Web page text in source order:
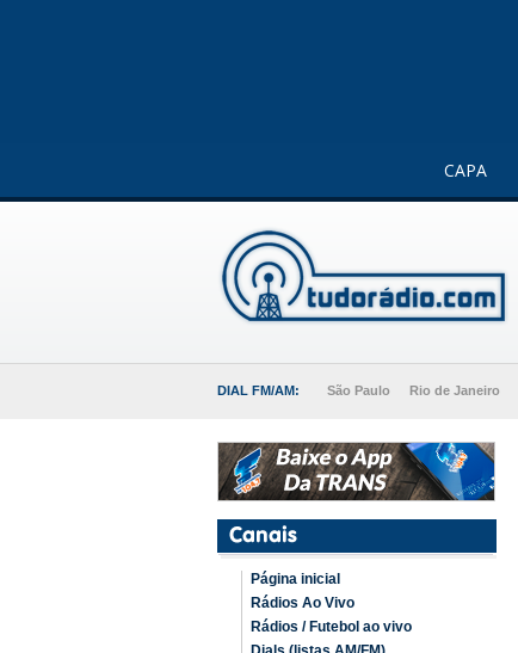
CAPA
DIAL FM/AM: São Paulo Rio de Janeiro
Página inicial
Rádios Ao Vivo
Rádios / Futebol ao vivo